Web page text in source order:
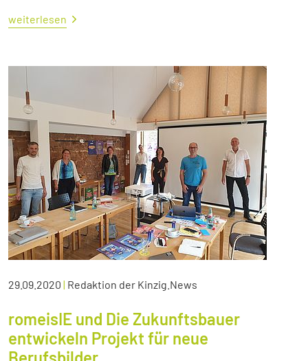
weiterlesen
29.09.2020 | Redaktion der Kinzig.News
romeisIE und Die Zukunftsbauer
entwickeln Projekt für neue